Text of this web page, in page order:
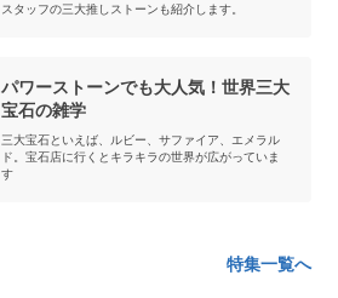
スタッフの三大推しストーンも紹介します。
パワーストーンでも大人気！世界三大
宝石の雑学
三大宝石といえば、ルビー、サファイア、エメラル
ド。宝石店に行くとキラキラの世界が広がっていま
す
特集一覧へ